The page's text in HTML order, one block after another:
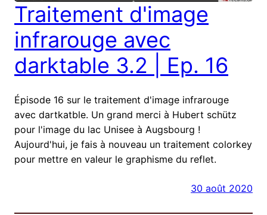
Traitement d'image
infrarouge avec
darktable 3.2 | Ep. 16
Épisode 16 sur le traitement d'image infrarouge
avec dartkatble. Un grand merci à Hubert schütz
pour l'image du lac Unisee à Augsbourg !
Aujourd'hui, je fais à nouveau un traitement colorkey
pour mettre en valeur le graphisme du reflet.
30 août 2020